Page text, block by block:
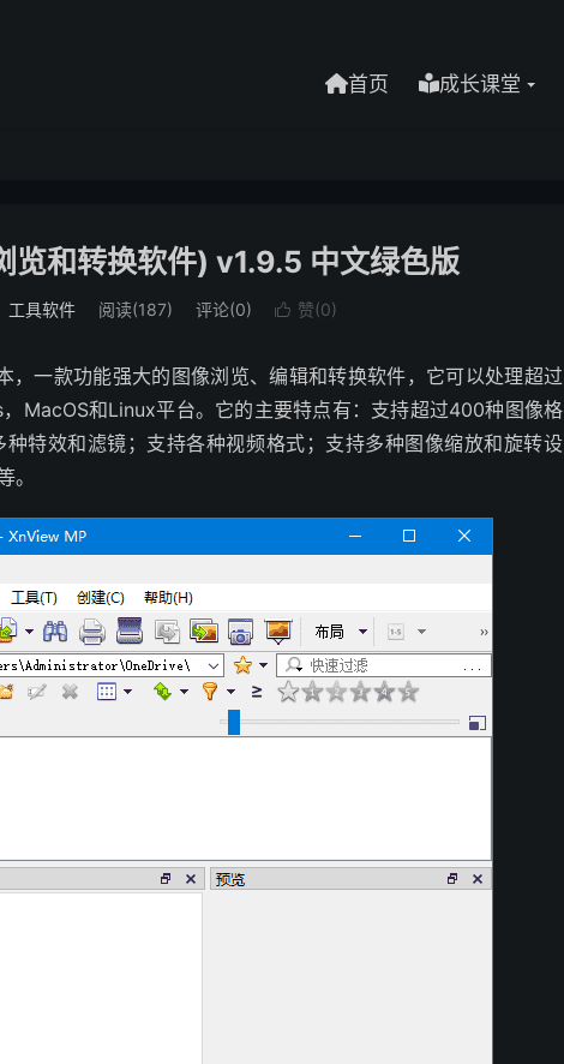
首页 成长课堂
和转换软件) v1.9.5 中文绿色版
工具软件 阅读(187) 评论(0)  赞(0)
，一款功能强大的图像浏览、编辑和转换软件，它可以处理超过
MacOS和Linux平台。它的主要特点有：支持超过400种图像格
特效和滤镜；支持各种视频格式；支持多种图像缩放和旋转设
。